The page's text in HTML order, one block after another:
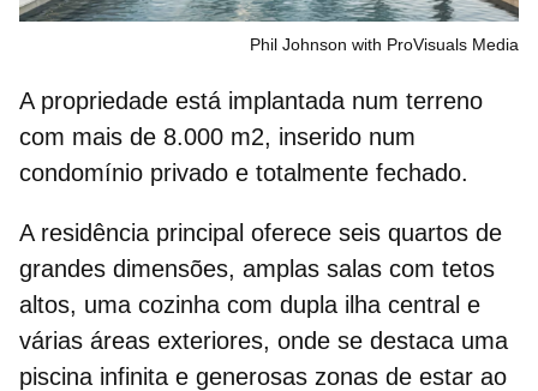
Phil Johnson with ProVisuals Media
A propriedade está implantada num terreno
com mais de 8.000 m2, inserido num
condomínio privado e totalmente fechado.
A residência principal oferece seis quartos de
grandes dimensões, amplas salas com tetos
altos, uma cozinha com dupla ilha central e
várias áreas exteriores, onde se destaca uma
piscina infinita e generosas zonas de estar ao